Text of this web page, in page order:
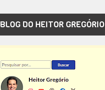
BLOG DO HEITOR GREGÓRIO